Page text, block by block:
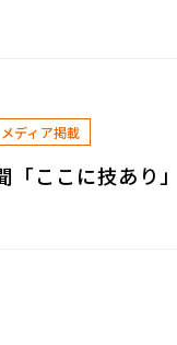
メディア掲載
「ここに技あり